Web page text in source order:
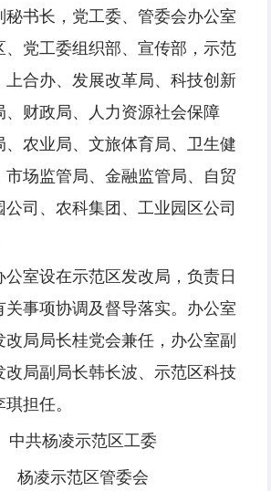
秘书长，党工委、管委会办公室
、党工委组织部、宣传部，示范
上合办、发展改革局、科技创新
、财政局、人力资源社会保障
、农业局、文旅体育局、卫生健
市场监管局、金融监管局、自贸
司、农科集团、工业园区公司
公室设在示范区发改局，负责日
关事项协调及督导落实。办公室
改局局长桂党会兼任，办公室副
改局副局长韩长波、示范区科技
担任。
中共杨凌示范区工委
杨凌示范区管委会